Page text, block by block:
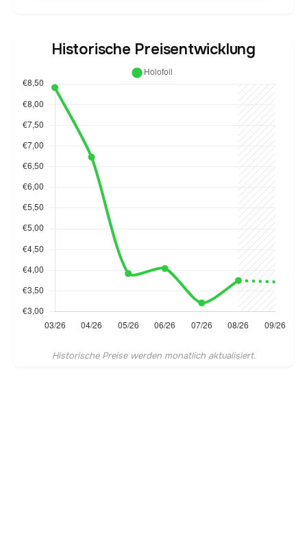
Historische Preisentwicklung
Historische Preise werden monatlich aktualisiert.